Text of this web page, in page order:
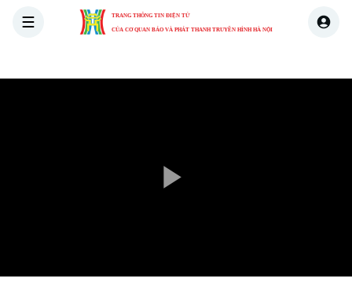
TRANG THÔNG TIN ĐIỆN TỬ
CỦA CƠ QUAN BÁO VÀ PHÁT THANH TRUYỀN HÌNH HÀ NỘI